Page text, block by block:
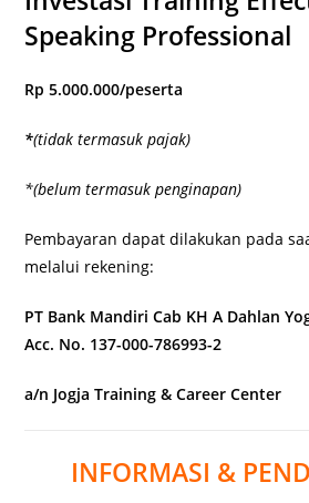
Speaking Professional
Rp 5.000.000/peserta
*(tidak termasuk pajak)
*(belum termasuk penginapan)
Pembayaran dapat dilakukan pada
melalui rekening:
PT Bank Mandiri Cab KH A Dahlan
Acc. No. 137-000-786993-2
a/n Jogja Training & Career Center
INFORMASI &